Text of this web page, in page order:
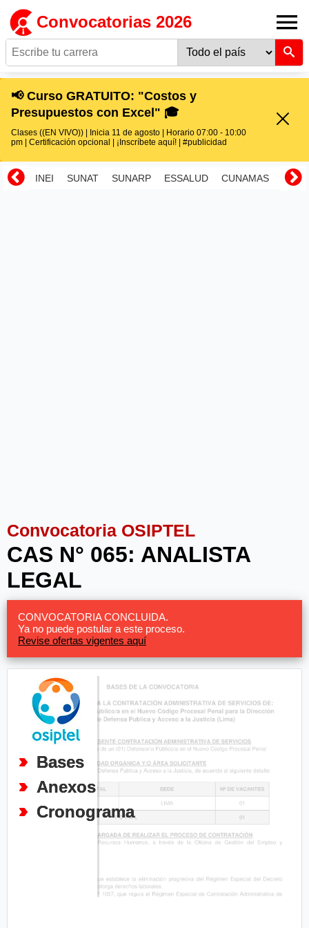
Convocatorias 2026
📢 Curso GRATUITO: "Costos y
Presupuestos con Excel" 🎓
Clases ((EN VIVO)) | Inicia 11 de agosto | Horario 07:00 - 10:00
pm | Certificación opcional | ¡Inscríbete aquí! | #publicidad
INEI SUNAT SUNARP ESSALUD CUNAMAS
Convocatoria OSIPTEL
CAS N° 065: ANALISTA
LEGAL
CONVOCATORIA CONCLUIDA.
Ya no puede postular a este proceso.
Revise ofertas vigentes aquí
Bases
Anexos
Cronograma